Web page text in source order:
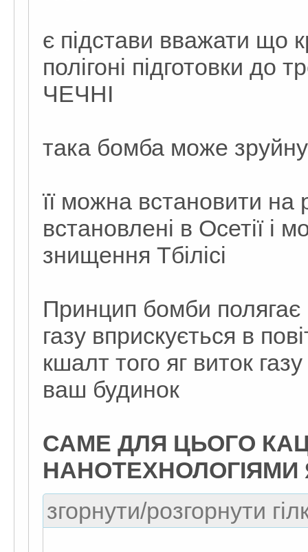
є підстави вважати що
полігоні підготовки до
ЧЕЧНІ
така бомба може
її можна встановити на
встановлені в Осетії і
знищення Тбілісі
Принцип бомби
газу вприскується в
кшалт того яг виток
ваш будинок
САМЕ ДЛЯ ЦЬОГО
НАНОТЕХНОЛОГІЯМИ
згорнути/розгорнути